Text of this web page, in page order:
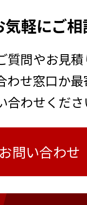
気軽にご
質問やお見
わせ窓口か
合わせくだ
お問い合わせ